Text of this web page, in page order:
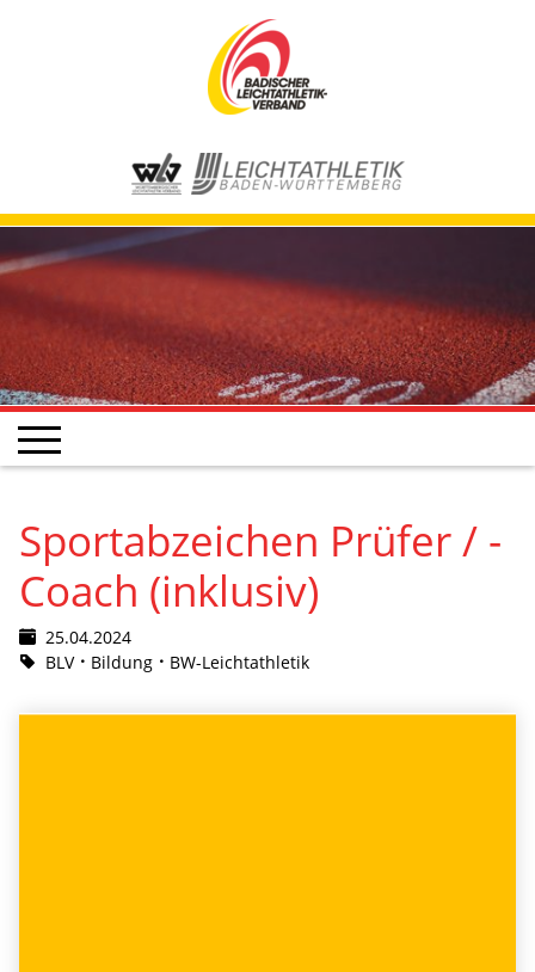
Sportabzeichen Prüfer / -
Coach (inklusiv)
25.04.2024
BLV
Bildung BW-Leichtathletik